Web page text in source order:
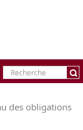
des obligations